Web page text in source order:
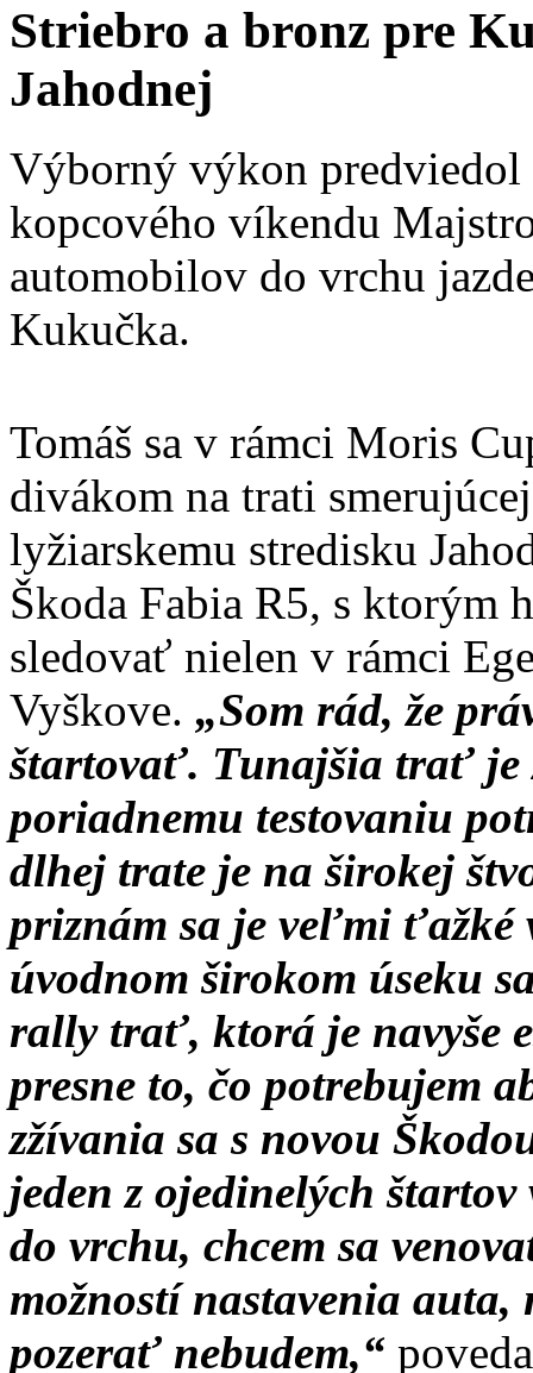
Striebro a bronz pre
Jahodnej
Výborný výkon
kopcového víkendu
automobilov do vrchu
Kukučka.
Tomáš sa v rámci Moris
divákom na trati
lyžiarskemu stredisku
Škoda Fabia R5, s ktorým
sledovať nielen v rámci
Vyškove. „Som rád, že
štartovať. Tunajšia trať je
poriadnemu testovaniu
dlhej trate je na širokej
priznám sa je veľmi
úvodnom širokom úseku
rally trať, ktorá je navyše
presne to, čo potrebujem
zžívania sa s novou
jeden z ojedinelých
do vrchu, chcem sa
možností nastavenia auta,
pozerať nebudem,“